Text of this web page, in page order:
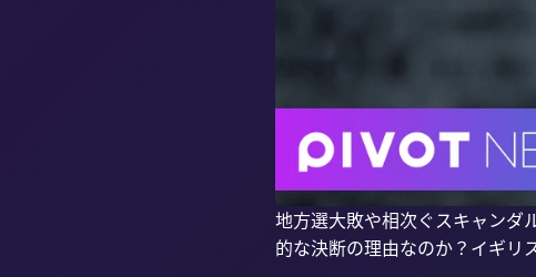
地方選大敗や相次ぐスキャンダ
的な決断の理由なのか？イギリ